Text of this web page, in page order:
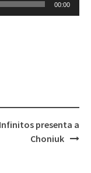
00:00
presenta a
Choniuk